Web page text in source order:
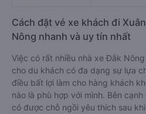
Cách đặt vé xe khách đi
Nông nhanh và uy tín nhất
Việc có rất nhiều nhà xe Đắk
cho du khách có đa dạng sự lựa
điều bất lợi làm cho hàng khách
nào là phù hợp với mình. Bên
có được chỗ ngồi yêu thích sau